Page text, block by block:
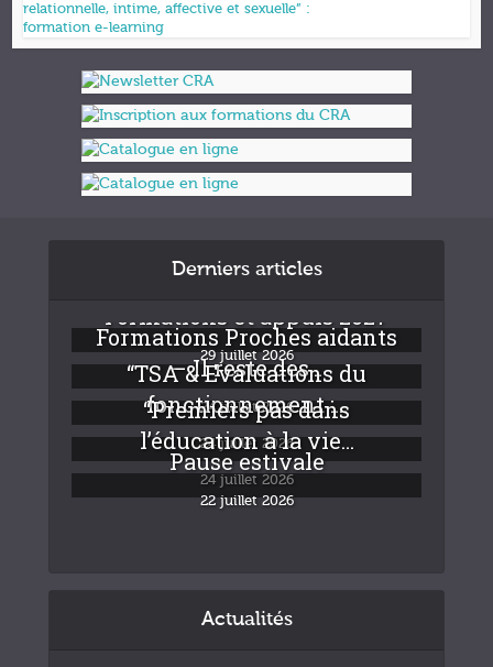
relationnelle, intime, affective et sexuelle” :
formation e-learning
Derniers articles
Formations et appuis 2027
29 juillet 2026
Formations Proches aidants
– Il reste des...
24 juillet 2026
“TSA & Evaluations du
fonctionnement :...
24 juillet 2026
“Premiers pas dans
l’éducation à la vie...
24 juillet 2026
Pause estivale
22 juillet 2026
Actualités